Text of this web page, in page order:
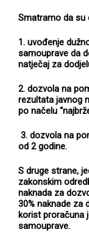
Smatramo da su
1. uvođenje
samouprave da
natječaj za
2. dozvola na
rezultata javnog
po načelu
3. dozvola na
od 2 godine.
S druge strane,
zakonskim
naknada za
30% naknade za
korist proračuna
samouprave.